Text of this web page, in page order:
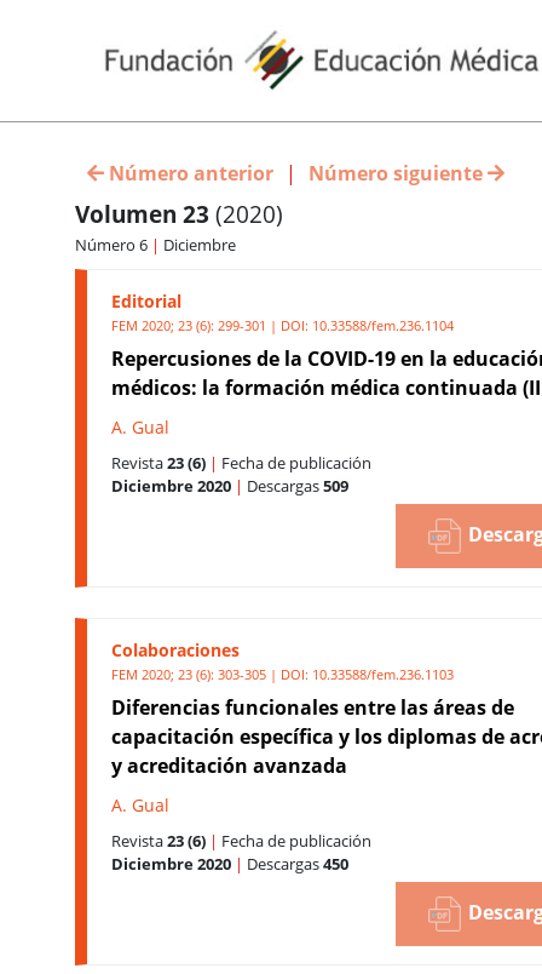
Número siguiente
|
Número anterior
Volumen 23 (2020)
Número 6 | Diciembre
Editorial
FEM 2020; 23 (6): 299-301 | DOI: 10.33588/fem.236.1104
Repercusiones de la COVID-19 en la
médicos: la formación médica continuada
A. Gual
Revista23 (6) | Fecha de publicación
Diciembre 2020 | Descargas509
Colaboraciones
FEM 2020; 23 (6): 303-305 | DOI: 10.33588/fem.236.1103
Diferencias funcionales entre las áreas de
capacitación específica y los diplomas de
y acreditación avanzada
A. Gual
Revista23 (6) | Fecha de publicación
Diciembre 2020 | Descargas450